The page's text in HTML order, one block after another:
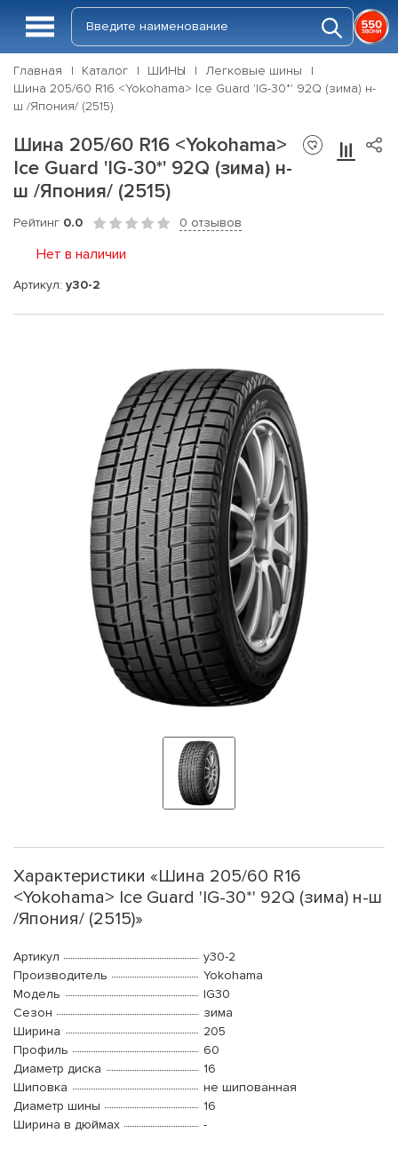
Главная Каталог ШИНЫ
Легковые шины
Шина 205/60 R16 <Yokohama> Ice Guard 'IG-30*' 92Q (зима) н-
ш /Япония/ (2515)
Шина 205/60 R16 <Yokohama>
Ice Guard 'IG-30*' 92Q (зима) н-
ш /Япония/ (2515)
Рейтинг 0.0 0 отзывов
Нет в наличии
Артикул: y30-2
Характеристики «Шина 205/60 R16
<Yokohama> Ice Guard 'IG-30*' 92Q (зима) н-ш
/Япония/ (2515)»
Артикул
y30-2
Производитель
Yokohama
Модель
IG30
Сезон
зима
Ширина
205
Профиль
60
Диаметр диска
16
Шиповка
не шипованная
Диаметр шины
16
Ширина в дюймах
-